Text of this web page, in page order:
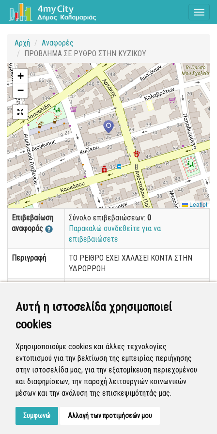
Αυτή η ιστοσελίδα χρησιμοποιεί
cookies
Χρησιμοποιούμε cookies και άλλες τεχνολογίες
εντοπισμού για την βελτίωση της εμπειρίας περιήγησης
στην ιστοσελίδα μας, για την εξατομίκευση περιεχομένου
και διαφημίσεων, την παροχή λειτουργιών κοινωνικών
μέσων και την ανάλυση της επισκεψιμότητάς μας.
Συμφωνώ Αλλαγή των προτιμήσεών μου
Αρχή
Αναφορές
ΠΡΟΒΛΗΜΑ ΣΕ ΡΥΘΡΟ ΣΤΗΝ ΚΥΖΙΚΟΥ
+
−
Leaflet
Επιβεβαίωση
αναφοράς
Σύνολο επιβεβαιώσεων: 0
Παρακαλώ συνδεθείτε για να
επιβεβαιώσετε
Περιγραφή
ΤΟ ΡΕΙΘΡΟ ΕΧΕΙ ΧΑΛΑΣΕΙ ΚΟΝΤΑ ΣΤΗΝ
ΥΔΡΟΡΡΟΗ
Διεύθυνση ΚΥΖΙΚΟΥ 25-27
Κατάσταση
Προβολή Δημόσια
Δημιουργήθηκε 31 Οκτ 2024, 1:11:17 μ.μ.
Ενημερώθηκε 31 Οκτ 2024, 1:33:59 μ.μ.